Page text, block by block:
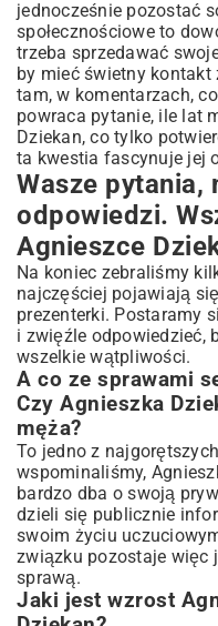
jednocześnie pozostać
społecznościowe to
trzeba sprzedawać
by mieć świetny
tam, w komentarzach,
powraca pytanie, ile lat
Dziekan, co tylko
ta kwestia fascynuje jej
Wasze pytania,
odpowiedzi.
Agnieszce
Na koniec zebraliśmy
najczęściej pojawiają
prezenterki. Postaramy
i zwięźle odpowiedzieć,
wszelkie wątpliwości.
A co ze sprawami
Czy Agnieszka
męża?
To jedno z
wspominaliśmy,
bardzo dba o swoją
dzieli się publicznie
swoim życiu
związku pozostaje więc
sprawą.
Jaki jest wzrost